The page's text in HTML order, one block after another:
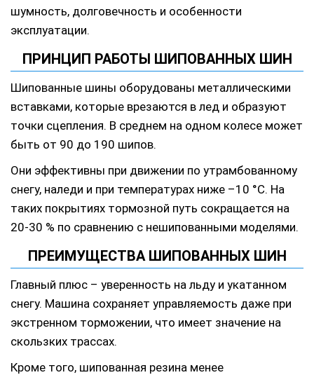
шумность, долговечность и особенности
эксплуатации.
ПРИНЦИП РАБОТЫ ШИПОВАННЫХ ШИН
Шипованные шины оборудованы металлическими
вставками, которые врезаются в лед и образуют
точки сцепления. В среднем на одном колесе может
быть от 90 до 190 шипов.
Они эффективны при движении по утрамбованному
снегу, наледи и при температурах ниже –10 °C. На
таких покрытиях тормозной путь сокращается на
20-30 % по сравнению с нешипованными моделями.
ПРЕИМУЩЕСТВА ШИПОВАННЫХ ШИН
Главный плюс – уверенность на льду и укатанном
снегу. Машина сохраняет управляемость даже при
экстренном торможении, что имеет значение на
скользких трассах.
Кроме того, шипованная резина менее